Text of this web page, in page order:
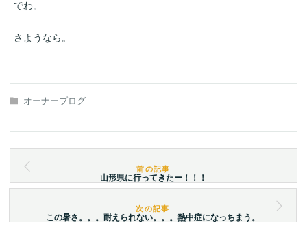
でわ。
さようなら。
オーナーブログ
山形県に行ってきたー！！！
この暑さ。。。耐えられない。。。熱中症になっちまう。